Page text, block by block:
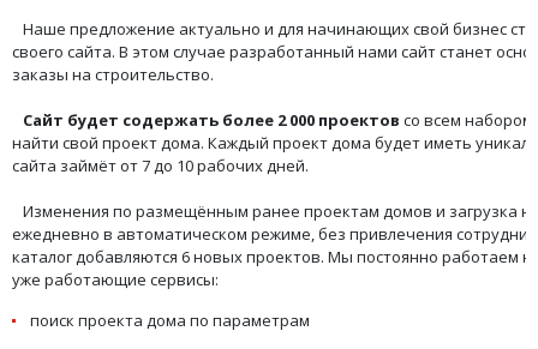
Наше предложение актуально и для начинающих свой бизнес
своего сайта. В этом случае разработанный нами сайт станет
заказы на строительство.
Сайт будет содержать более 2 000 проектов со всем
найти свой проект дома. Каждый проект дома будет иметь
сайта займёт от 7 до 10 рабочих дней.
Изменения по размещённым ранее проектам домов и загрузка
ежедневно в автоматическом режиме, без привлечения
каталог добавляются 6 новых проектов. Мы постоянно работаем
уже работающие сервисы:
поиск проекта дома по параметрам